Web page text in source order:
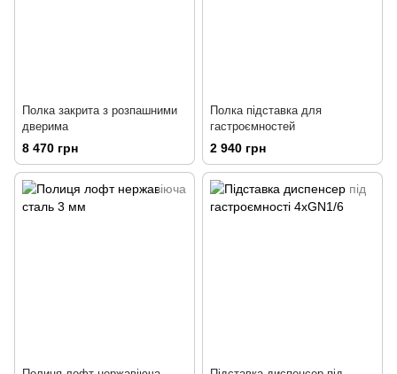
Полка закрита з розпашними
дверима
8 470 грн
Полка підставка для
гастроємностей
2 940 грн